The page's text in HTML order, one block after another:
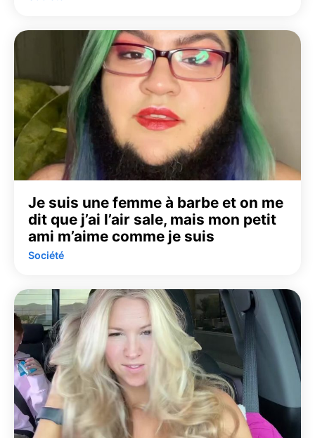
Je suis une femme à barbe et on me
dit que j’ai l’air sale, mais mon petit
ami m’aime comme je suis
Société